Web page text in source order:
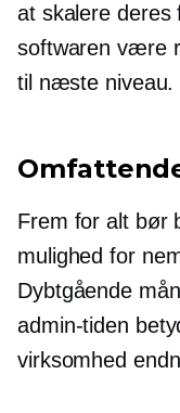
at skalere deres
softwaren være
til næste niveau.
Frem for alt bør
mulighed for
Dybtgående
admin-tiden
virksomhed